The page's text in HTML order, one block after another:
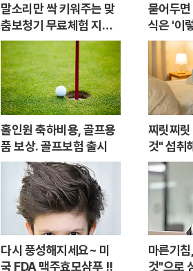
말소리만 싹 키워주는 맞
춤보청기 무료체험 지원
자모집
묻어두
식은 '이
홀인원 축하비용, 골프용
품 보상. 골프보험 출시
찌릿찌
것" 섭취
화
다시 풍성해지세요~ 미
국 FDA 맥주효모샴푸 !!
마른기
것"으로